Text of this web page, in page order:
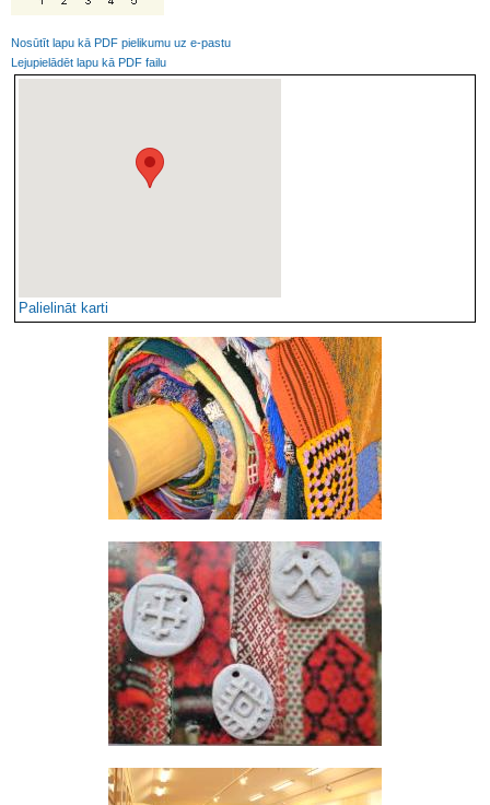
Nosūtīt lapu kā PDF pielikumu uz e-pastu
Lejupielādēt lapu kā PDF failu
Palielināt karti